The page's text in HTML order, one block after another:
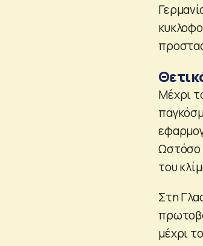
Μέχρι
Ωστόσο
του
Στη
μέχρι